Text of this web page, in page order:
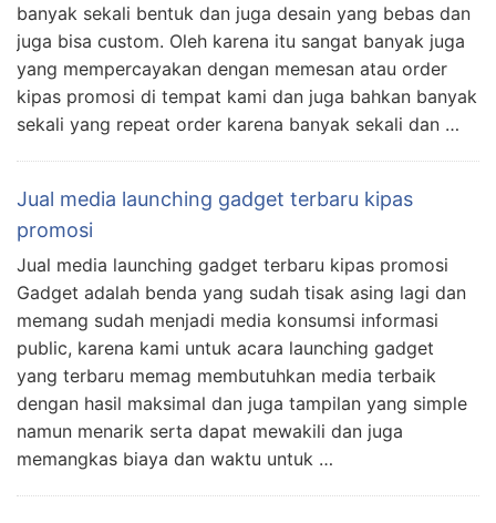
banyak sekali bentuk dan juga desain yang bebas dan
juga bisa custom. Oleh karena itu sangat banyak juga
yang mempercayakan dengan memesan atau order
kipas promosi di tempat kami dan juga bahkan banyak
sekali yang repeat order karena banyak sekali dan …
Jual media launching gadget terbaru kipas
promosi
Jual media launching gadget terbaru kipas promosi
Gadget adalah benda yang sudah tisak asing lagi dan
memang sudah menjadi media konsumsi informasi
public, karena kami untuk acara launching gadget
yang terbaru memag membutuhkan media terbaik
dengan hasil maksimal dan juga tampilan yang simple
namun menarik serta dapat mewakili dan juga
memangkas biaya dan waktu untuk …